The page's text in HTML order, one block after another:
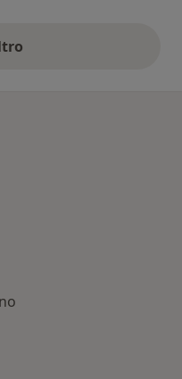
di cui sopra